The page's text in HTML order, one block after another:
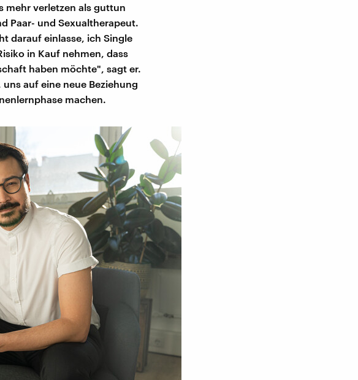
mehr verletzen als guttun
Paar- und Sexualtherapeut.
darauf einlasse, ich Single
in Kauf nehmen, dass
haben möchte", sagt er.
auf eine neue Beziehung
machen.